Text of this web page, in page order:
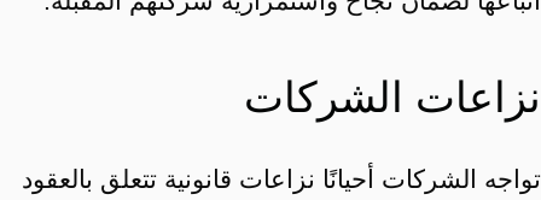
نزاعات الشركات
تواجه الشركات أحيانًا نزاعات قانونية تتعلق بالعقود